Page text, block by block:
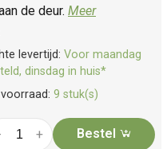
de deur. Meer
levertijd: Voor maandag
dinsdag in huis*
9 stuk(s)
+ Bestel